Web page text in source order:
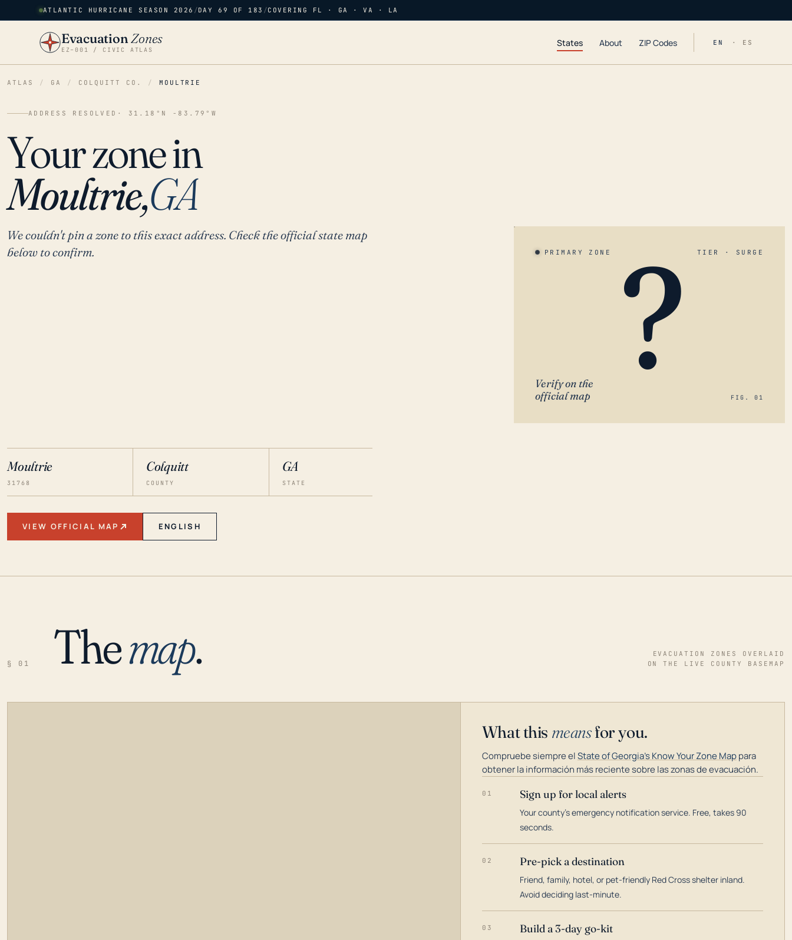
ATLANTIC HURRICANE SEASON 2026 /DAY 69 OF 183 /COVERING FL · GA · VA · LA
EvacuationZones
EZ–001 / CIVIC ATLAS
States About ZIP Codes EN · ES
ATLAS / GA / COLQUITT CO. / MOULTRIE
ADDRESS RESOLVED · 31.18°N -83.79°W
Your zone in
Moultrie,GA
We couldn't pin a zone to this exact address. Check the official state map
below to confirm.
Moultrie
31768
Colquitt
COUNTY
GA
STATE
VIEW OFFICIAL MAP ENGLISH
PRIMARY ZONE TIER · SURGE
?
Verify on the
official map
FIG. 01
§ 01 Themap.
EVACUATION ZONES OVERLAID
ON THE LIVE COUNTY BASEMAP
What this meansfor you.
Compruebe siempre elState of Georgia's Know Your Zone Mappara
obtener la información más reciente sobre las zonas de evacuación.
01 Sign up for local alerts
Your county's emergency notification service. Free, takes 90
seconds.
02 Pre-pick a destination
Friend, family, hotel, or pet-friendly Red Cross shelter inland.
Avoid deciding last-minute.
03 Build a 3-day go-kit